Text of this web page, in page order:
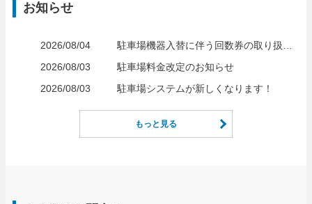
お知らせ
2026/08/04
2026/08/03
駐車場料金改定のお知らせ
2026/08/03
駐車場システムが新しくなります！
もっと見る